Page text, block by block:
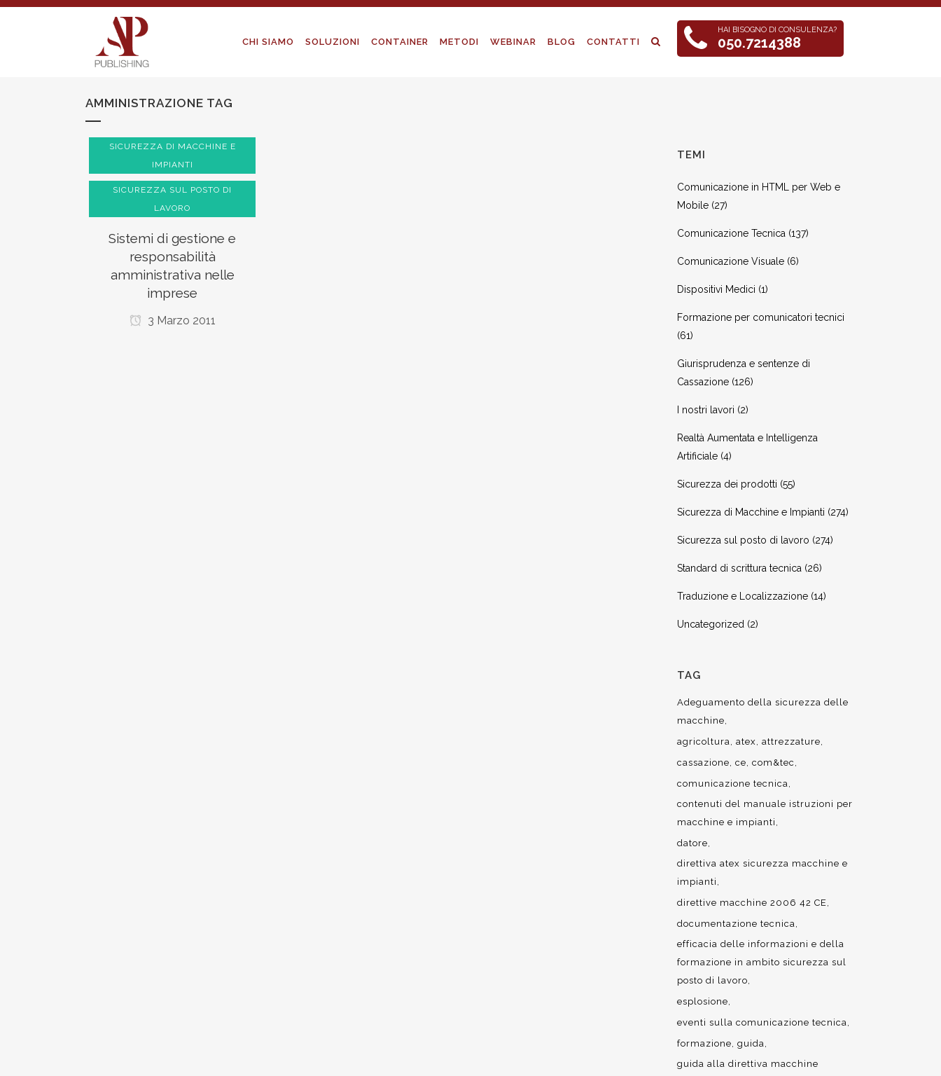
HAI BISOGNO DI CONSULENZA?
050.7214388
CHI SIAMO SOLUZIONI CONTAINER METODI WEBINAR BLOG CONTATTI
AMMINISTRAZIONE TAG
SICUREZZA DI MACCHINE E
IMPIANTI
SICUREZZA SUL POSTO DI
LAVORO
Sistemi di gestione e
responsabilità
amministrativa nelle
imprese
3 Marzo 2011
TEMI
Comunicazione in HTML per Web e
Mobile (27)
Comunicazione Tecnica (137)
Comunicazione Visuale (6)
Dispositivi Medici (1)
Formazione per comunicatori tecnici
(61)
Giurisprudenza e sentenze di
Cassazione (126)
I nostri lavori (2)
Realtà Aumentata e Intelligenza
Artificiale (4)
Sicurezza dei prodotti (55)
Sicurezza di Macchine e Impianti (274)
Sicurezza sul posto di lavoro (274)
Standard di scrittura tecnica (26)
Traduzione e Localizzazione (14)
Uncategorized (2)
TAG
Adeguamento della sicurezza delle
macchine
agricoltura atex
attrezzature
cassazione ce com&tec
comunicazione tecnica
contenuti del manuale istruzioni per
macchine e impianti
datore
direttiva atex sicurezza macchine e
impianti
direttive macchine 2006 42 CE
documentazione tecnica
efficacia delle informazioni e della
formazione in ambito sicurezza sul
posto di lavoro
esplosione
eventi sulla comunicazione tecnica
formazione guida
guida alla direttiva macchine